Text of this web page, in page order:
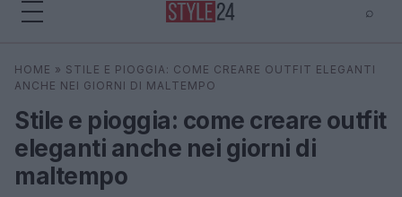
⌕
Cerca ⌕ ×
HOME » STILE E PIOGGIA: COME CREARE OUTFIT ELEGANTI
ANCHE NEI GIORNI DI MALTEMPO
Stile e pioggia: come creare outfit
eleganti anche nei giorni di
maltempo